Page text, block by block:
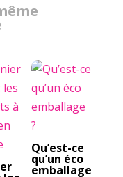
Qu’est-ce
qu’un éco
emballage